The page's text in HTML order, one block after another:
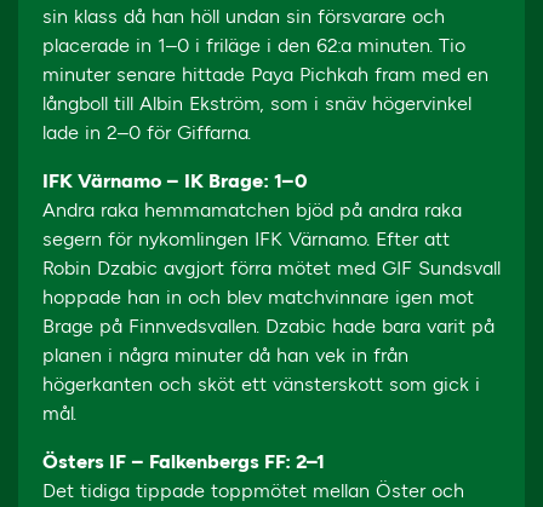
sin klass då han höll undan sin försvarare och
placerade in 1–0 i friläge i den 62:a minuten. Tio
minuter senare hittade Paya Pichkah fram med en
långboll till Albin Ekström, som i snäv högervinkel
lade in 2–0 för Giffarna.
IFK Värnamo – IK Brage: 1–0
Andra raka hemmamatchen bjöd på andra raka
segern för nykomlingen IFK Värnamo. Efter att
Robin Dzabic avgjort förra mötet med GIF Sundsvall
hoppade han in och blev matchvinnare igen mot
Brage på Finnvedsvallen. Dzabic hade bara varit på
planen i några minuter då han vek in från
högerkanten och sköt ett vänsterskott som gick i
mål.
Östers IF – Falkenbergs FF: 2–1
Det tidiga tippade toppmötet mellan Öster och